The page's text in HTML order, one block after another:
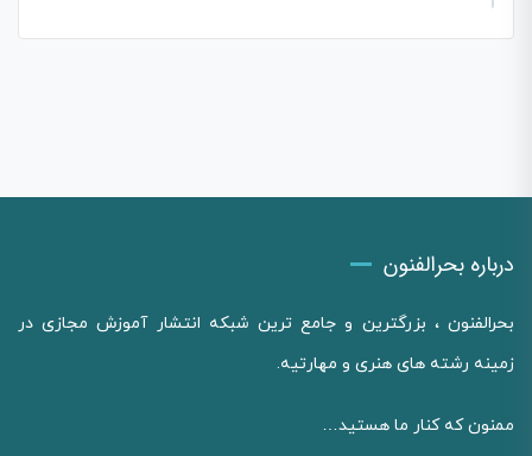
درباره بحرالفنون
بحرالفنون ، بزرگترین و جامع ترین شبکه انتشار آموزش مجازی در
زمینه رشته های هنری و مهارتیه.
ممنون که کنار ما هستید…